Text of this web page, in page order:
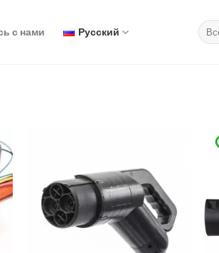
с нами Русский